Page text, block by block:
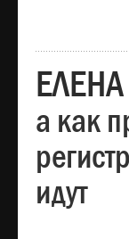
ЕЛЕНА
а как
идут